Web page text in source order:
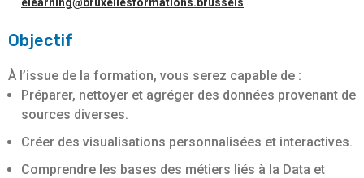
Objectif
À l’issue de la formation, vous serez capable de :
Préparer, nettoyer et agréger des données provenant de
sources diverses.
Créer des visualisations personnalisées et interactives.
Comprendre les bases des métiers liés à la Data et